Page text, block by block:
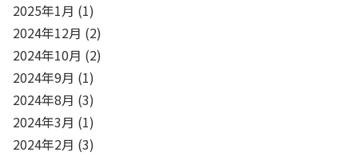
2025年1月 (1)
2024年12月 (2)
2024年10月 (2)
2024年9月 (1)
2024年8月 (3)
2024年3月 (1)
2024年2月 (3)